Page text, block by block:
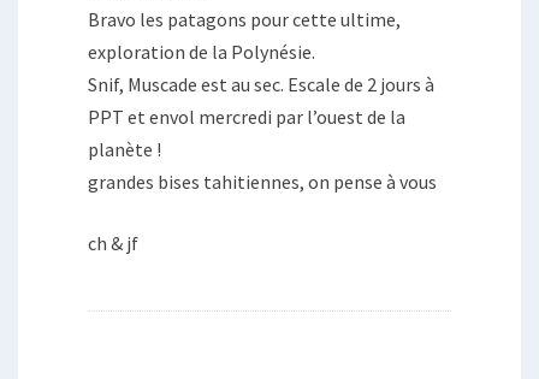
Bravo les patagons pour cette ultime,
exploration de la Polynésie.
Snif, Muscade est au sec. Escale de 2 jours à
PPT et envol mercredi par l’ouest de la
planète !
grandes bises tahitiennes, on pense à vous
ch & jf